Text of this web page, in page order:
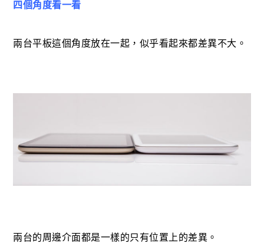
四個角度看一看
兩台平板這個角度放在一起，似乎看起來都差異不大。
兩台的周邊介面都是一樣的只有位置上的差異。